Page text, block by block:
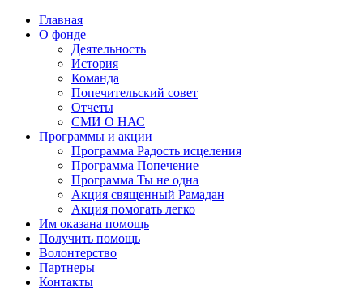
Главная
О фонде
Деятельность
История
Команда
Попечительский совет
Отчеты
СМИ О НАС
Программы и акции
Программа Радость исцеления
Программа Попечение
Программа Ты не одна
Акция священный Рамадан
Акция помогать легко
Им оказана помощь
Получить помощь
Волонтерство
Партнеры
Контакты